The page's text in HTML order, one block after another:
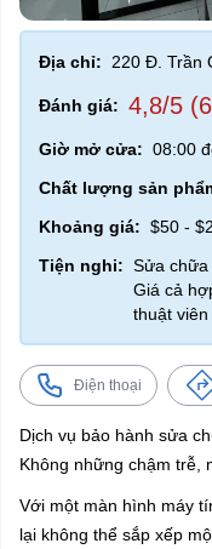
Địa chỉ: 220 Đ. Trần
Đánh giá: 4,8/5
Giờ mở cửa: 08:00
Chất lượng sản
Khoảng giá: $50 -
Tiện nghi: Sửa chữa
Giá cả
thuật
Điện thoại
Dịch vụ bảo hành sửa
Không những chậm trễ,
Với một màn hình máy
lại không thể sắp xếp